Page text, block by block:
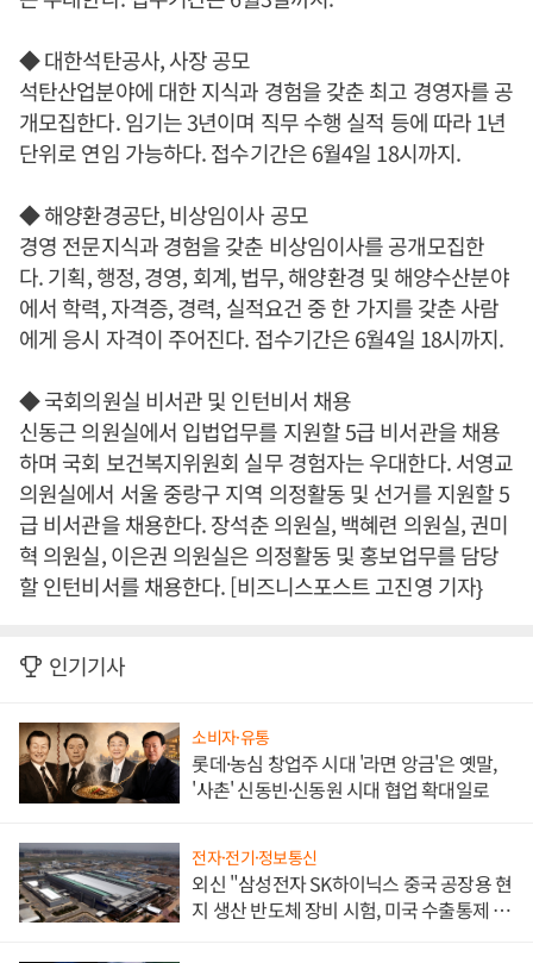
◆ 대한석탄공사, 사장 공모
석탄산업분야에 대한 지식과 경험을 갖춘 최고 경영자를 공
개모집한다. 임기는 3년이며 직무 수행 실적 등에 따라 1년
단위로 연임 가능하다. 접수기간은 6월4일 18시까지.
◆ 해양환경공단, 비상임이사 공모
경영 전문지식과 경험을 갖춘 비상임이사를 공개모집한
다. 기획, 행정, 경영, 회계, 법무, 해양환경 및 해양수산분야
에서 학력, 자격증, 경력, 실적요건 중 한 가지를 갖춘 사람
에게 응시 자격이 주어진다. 접수기간은 6월4일 18시까지.
◆ 국회의원실 비서관 및 인턴비서 채용
신동근 의원실에서 입법업무를 지원할 5급 비서관을 채용
하며 국회 보건복지위원회 실무 경험자는 우대한다. 서영교
의원실에서 서울 중랑구 지역 의정활동 및 선거를 지원할 5
급 비서관을 채용한다. 장석춘 의원실, 백혜련 의원실, 권미
혁 의원실, 이은권 의원실은 의정활동 및 홍보업무를 담당
할 인턴비서를 채용한다. [비즈니스포스트 고진영 기자}
인기기사
소비자·유통
롯데·농심 창업주 시대 '라면 앙금'은 옛말,
'사촌' 신동빈·신동원 시대 협업 확대일로
전자·전기·정보통신
외신 "삼성전자 SK하이닉스 중국 공장용 현
지 생산 반도체 장비 시험, 미국 수출통제 대